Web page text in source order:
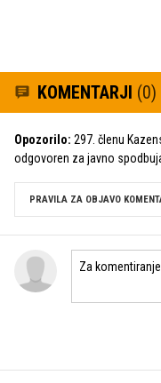
KOMENTARJI (0)
Opozorilo: 297. členu
odgovoren za javno
PRAVILA ZA OBJAVO